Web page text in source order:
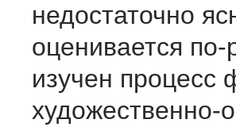
недостаточно
оценивается
изучен процесс
художественно-